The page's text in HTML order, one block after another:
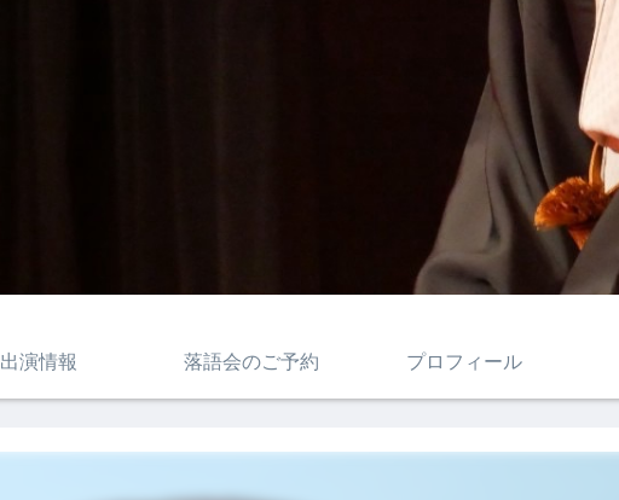
出演情報 落語会のご予約 プロフィール